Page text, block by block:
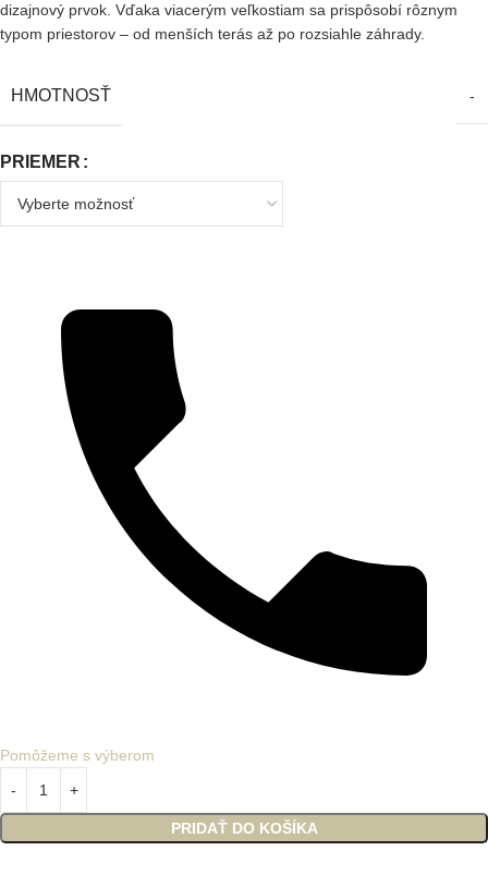
dizajnový prvok. Vďaka viacerým veľkostiam sa prispôsobí rôznym
typom priestorov – od menších terás až po rozsiahle záhrady.
HMOTNOSŤ -
PRIEMER
PRIDAŤ DO KOŠÍKA
Pomôžeme s výberom